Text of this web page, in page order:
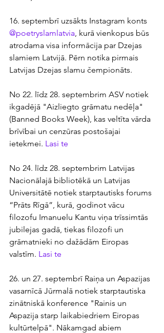
16. septembrī uzsākts Instagram konts
@poetryslamlatvia , kurā vienkopus būs
atrodama visa informācija par Dzejas
slamiem Latvijā. Pērn notika pirmais
Latvijas Dzejas slamu čempionāts.
No 22. līdz 28. septembrim ASV notiek
ikgadējā "Aizliegto grāmatu nedēļa"
(Banned Books Week), kas veltīta vārda
brīvībai un cenzūras postošajai
ietekmei. Lasi te
No 24. līdz 28. septembrim Latvijas
Nacionālajā bibliotēkā un Latvijas
Universitātē notiek starptautisks forums
“Prāts Rīgā”, kurā, godinot vācu
filozofu Imanuelu Kantu viņa trīssimtās
jubilejas gadā, tiekas filozofi un
grāmatnieki no dažādām Eiropas
valstīm. Lasi te
26. un 27. septembrī Raiņa un Aspazijas
vasarnīcā Jūrmalā notiek starptautiska
zinātniskā konference "Rainis un
Aspazija starp laikabiedriem Eiropas
kultūrtelpā". Nākamgad abiem